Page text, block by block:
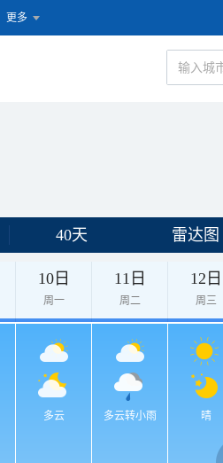
更多
40天 雷达图
10日
周一
11日
周二
12日
周三
多云 多云转小雨 晴